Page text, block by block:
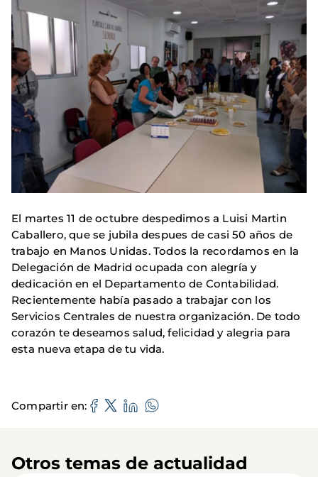
El martes 11 de octubre despedimos a Luisi Martin
Caballero, que se jubila despues de casi 50 años de
trabajo en Manos Unidas. Todos la recordamos en la
Delegación de Madrid ocupada con alegría y
dedicación en el Departamento de Contabilidad.
Recientemente había pasado a trabajar con los
Servicios Centrales de nuestra organización. De todo
corazón te deseamos salud, felicidad y alegria para
esta nueva etapa de tu vida.
Compartir en
Otros temas de actualidad